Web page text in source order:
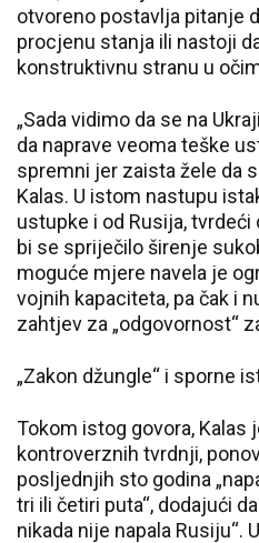
otvoreno postavlja pitanje
procjenu stanja ili nastoji
konstruktivnu stranu u
„Sada vidimo da se na
da naprave veoma teške
spremni jer zaista žele da
Kalas. U istom nastupu
ustupke i od Rusija,
bi se spriječilo širenje
moguće mjere navela je
vojnih kapaciteta, pa čak i
zahtjev za „odgovornost“
„Zakon džungle“ i sporne
Tokom istog govora, Kalas
kontroverznih tvrdnji,
posljednjih sto godina
tri ili četiri puta“, dodajući
nikada nije napala Rusiju“.